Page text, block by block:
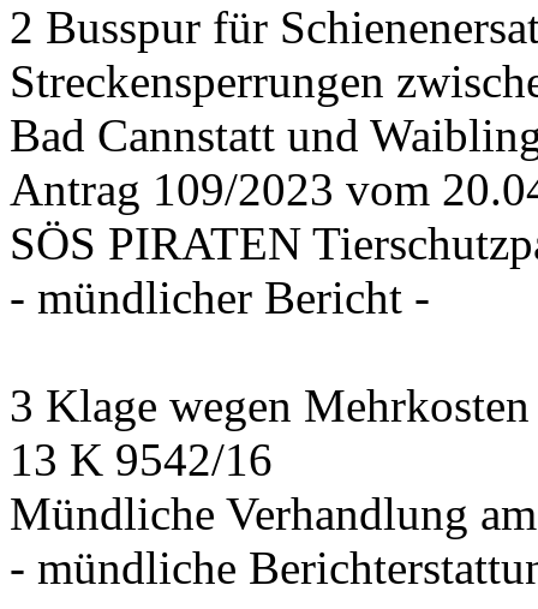
2 Busspur für
Streckensperrungen
Bad Cannstatt und
Antrag 109/2023 vom
SÖS PIRATEN
- mündlicher Bericht -
3 Klage wegen
13 K 9542/16
Mündliche Verhandlung
- mündliche